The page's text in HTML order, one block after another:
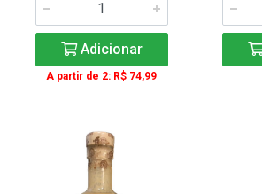
Adicionar
A partir de 2: R$ 74,99